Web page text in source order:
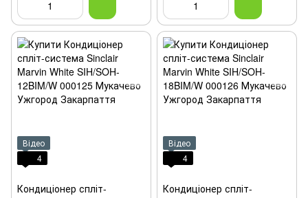
Відео
4
Кондиціонер спліт-
Відео
4
Кондиціонер спліт-